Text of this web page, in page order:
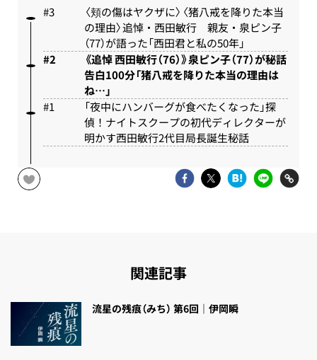
〈頬の傷はヤクザに〉〈猪八戒を降りた本当
の理由〉追悼・西田敏行 親友・泉ピン子
（77）が語った「西田君と私の50年」
《追悼 西田敏行（76）》泉ピン子（77）が秘話
告白100分「猪八戒を降りた本当の理由は
ね…」
「夜中にハンバーグが食べたくなった」探
偵！ナイトスクープの初代ディレクターが
明かす西田敏行2代目局長誕生秘話
関連記事
流星の残痕（みち） 第6回｜伊岡瞬